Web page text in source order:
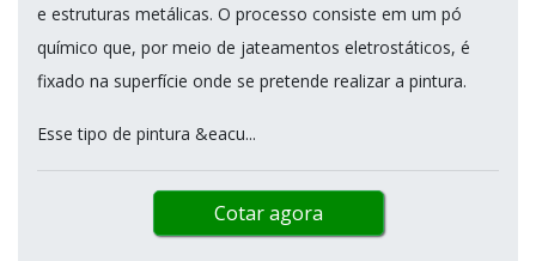
e estruturas metálicas. O processo consiste em um pó
químico que, por meio de jateamentos eletrostáticos, é
fixado na superfície onde se pretende realizar a pintura.
Esse tipo de pintura &eacu...
Cotar agora